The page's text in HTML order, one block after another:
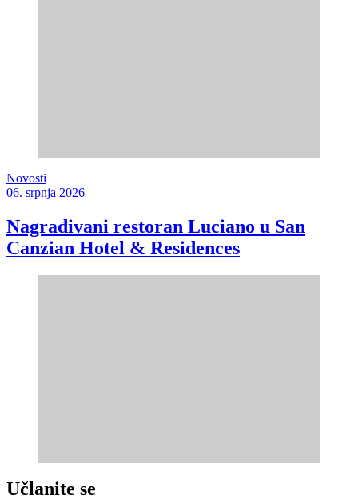
Novosti
06. srpnja 2026
Nagrađivani restoran Luciano u San
Canzian Hotel & Residences
Učlanite se